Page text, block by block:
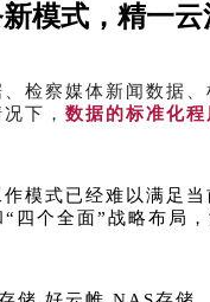
模式，精一
检察媒体新闻数据
下， 数据的标准化
模式已经难以满足
四个全面”战略布局